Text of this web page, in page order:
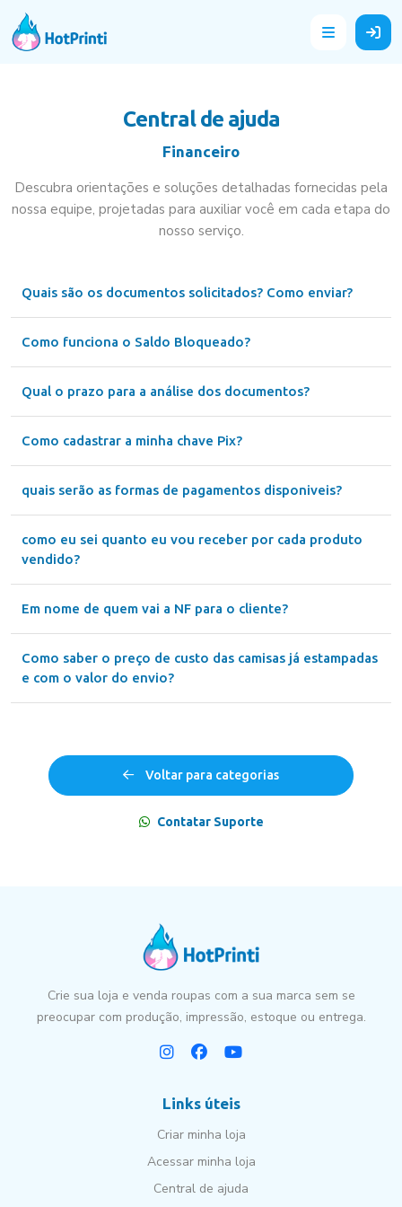
Central de ajuda
Financeiro
Descubra orientações e soluções detalhadas fornecidas pela
nossa equipe, projetadas para auxiliar você em cada etapa do
nosso serviço.
Quais são os documentos solicitados? Como enviar?
Como funciona o Saldo Bloqueado?
Qual o prazo para a análise dos documentos?
Como cadastrar a minha chave Pix?
quais serão as formas de pagamentos disponiveis?
como eu sei quanto eu vou receber por cada produto
vendido?
Em nome de quem vai a NF para o cliente?
Como saber o preço de custo das camisas já estampadas
e com o valor do envio?
Voltar para categorias
Contatar Suporte
Crie sua loja e venda roupas com a sua marca sem se
preocupar com produção, impressão, estoque ou entrega.
Links úteis
Criar minha loja
Acessar minha loja
Central de ajuda